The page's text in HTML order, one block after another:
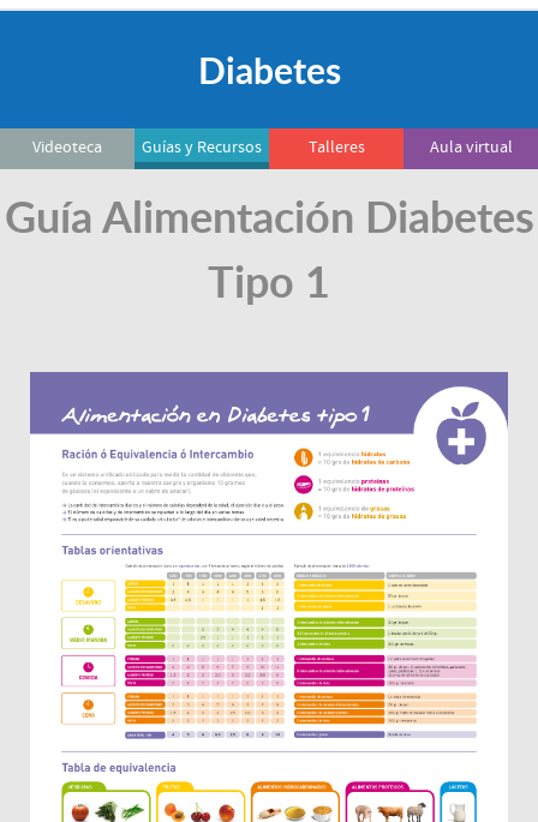
Diabetes
Videoteca Guías y Recursos Talleres Aula virtual
Guía Alimentación Diabetes
Tipo 1